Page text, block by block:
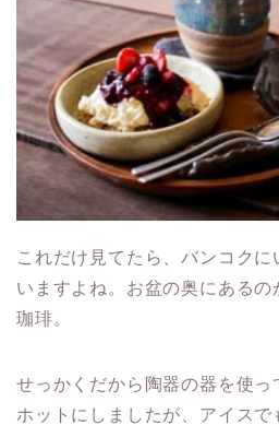
これだけ見てたら、バンコクに
いますよね。お盆の奥にあるの
珈琲。
せっかくだから陶器の器を使っ
ホットにしましたが、アイスで